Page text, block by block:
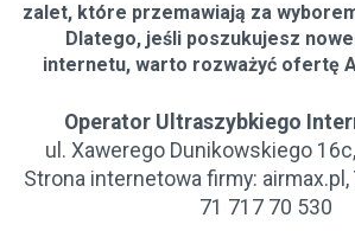
zalet, które przemawiają za
Dlatego, jeśli poszukujesz
internetu, warto rozważyć ofertę
Operator Ultraszybkiego
ul. Xawerego Dunikowskiego
Strona internetowa firmy:
71 717 70 530